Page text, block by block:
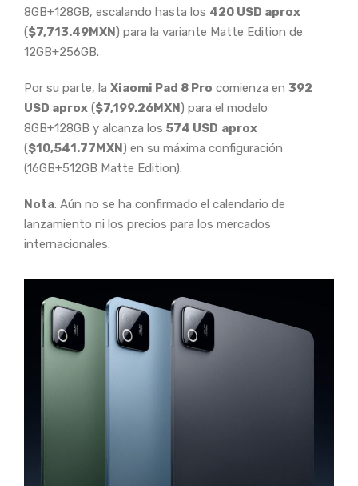
8GB+128GB, escalando hasta los 420 USD aprox
($7,713.49MXN) para la variante Matte Edition de
12GB+256GB.
Por su parte, la Xiaomi Pad 8 Pro comienza en 392
USD aprox ($7,199.26MXN) para el modelo
8GB+128GB y alcanza los 574 USD aprox
($10,541.77MXN) en su máxima configuración
(16GB+512GB Matte Edition).
Nota: Aún no se ha confirmado el calendario de
lanzamiento ni los precios para los mercados
internacionales.